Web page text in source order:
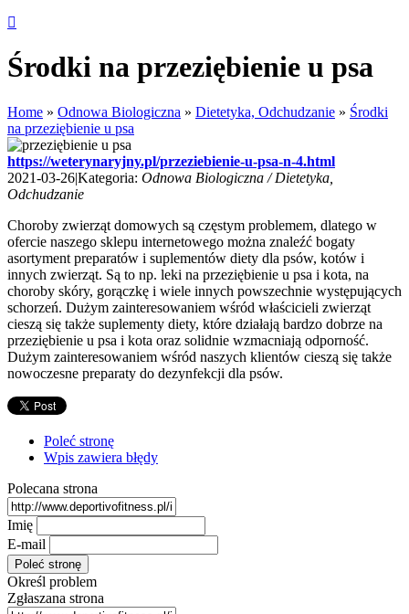
Środki na przeziębienie u psa
Home » Odnowa Biologiczna » Dietetyka, Odchudzanie » Środki
na przeziębienie u psa
https://weterynaryjny.pl/przeziebienie-u-psa-n-4.html
2021-03-26|Kategoria: Odnowa Biologiczna / Dietetyka,
Odchudzanie
Choroby zwierząt domowych są częstym problemem, dlatego w
ofercie naszego sklepu internetowego można znaleźć bogaty
asortyment preparatów i suplementów diety dla psów, kotów i
innych zwierząt. Są to np. leki na przeziębienie u psa i kota, na
choroby skóry, gorączkę i wiele innych powszechnie występujących
schorzeń. Dużym zainteresowaniem wśród właścicieli zwierząt
cieszą się także suplementy diety, które działają bardzo dobrze na
przeziębienie u psa i kota oraz solidnie wzmacniają odporność.
Dużym zainteresowaniem wśród naszych klientów cieszą się także
nowoczesne preparaty do dezynfekcji dla psów.
Poleć stronę
Wpis zawiera błędy
Polecana strona
Imię
E-mail
Określ problem
Zgłaszana strona